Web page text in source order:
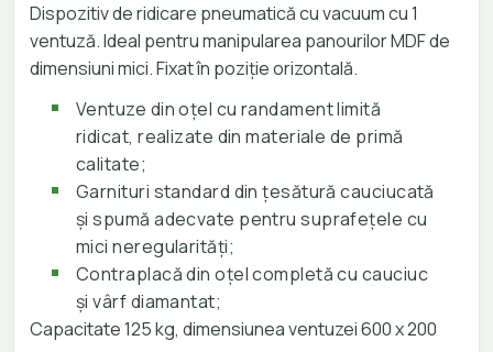
Dispozitiv de ridicare pneumatică cu vacuum cu 1
ventuză. Ideal pentru manipularea panourilor MDF de
dimensiuni mici. Fixat în poziție orizontală.
Ventuze din oțel cu randament limită
ridicat, realizate din materiale de primă
calitate;
Garnituri standard din țesătură cauciucată
și spumă adecvate pentru suprafețele cu
mici neregularități;
Contraplacă din oțel completă cu cauciuc
și vârf diamantat;
Capacitate 125 kg, dimensiunea ventuzei 600 x 200